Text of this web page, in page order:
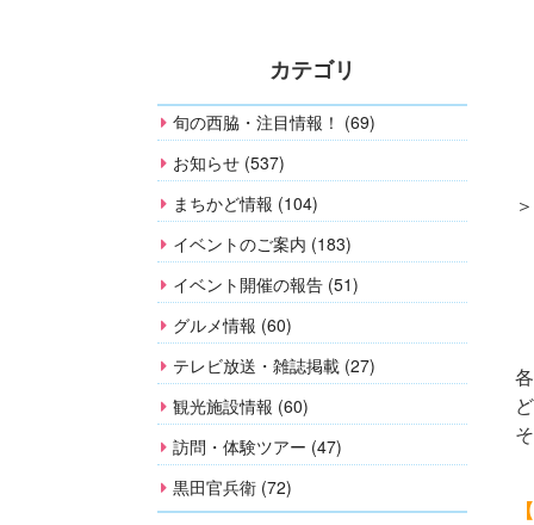
＞
【
カテゴリ
旬の西脇・注目情報！ (69)
お知らせ (537)
まちかど情報 (104)
イベントのご案内 (183)
イベント開催の報告 (51)
グルメ情報 (60)
テレビ放送・雑誌掲載 (27)
観光施設情報 (60)
訪問・体験ツアー (47)
黒田官兵衛 (72)